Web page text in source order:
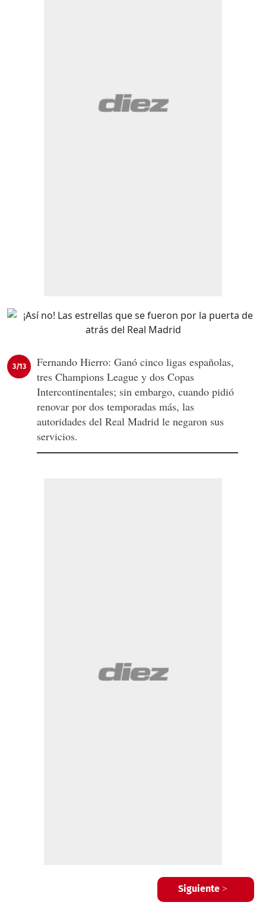
3/13
Fernando Hierro: Ganó cinco ligas españolas,
tres Champions League y dos Copas
Intercontinentales; sin embargo, cuando pidió
renovar por dos temporadas más, las
autoridades del Real Madrid le negaron sus
servicios.
Siguiente >